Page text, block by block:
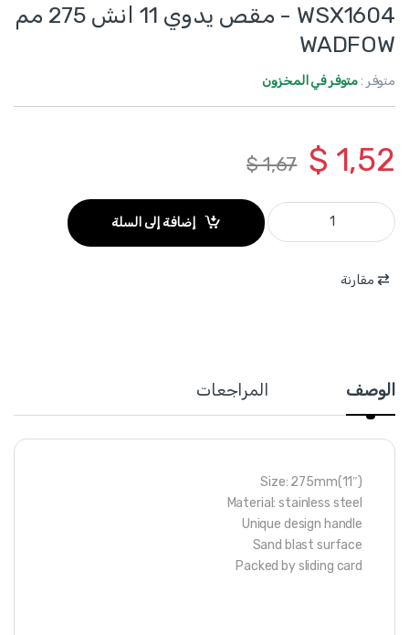
WSX1604 - مقص يدوي 11 انش 275 مم
WADFOW
متوفر :متوفر في المخزون
$ 1,52
$1,67
WSX1604 - مقص يدوي 11 انش 275 مم WADFOW quantity
إضافة إلى السلة
مقارنة
الوصف المراجعات
Size: 275mm(11″)
Material: stainless steel
Unique design handle
Sand blast surface
Packed by sliding card